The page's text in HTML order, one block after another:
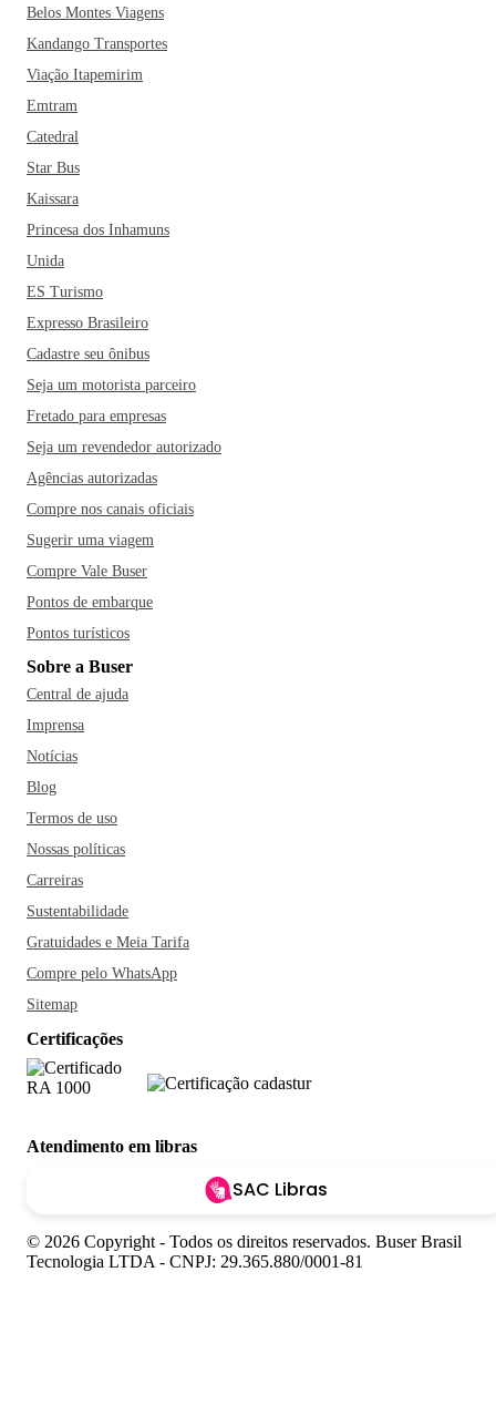
Belos Montes Viagens
Kandango Transportes
Viação Itapemirim
Emtram
Catedral
Star Bus
Kaissara
Princesa dos Inhamuns
Unida
ES Turismo
Expresso Brasileiro
Cadastre seu ônibus
Seja um motorista parceiro
Fretado para empresas
Seja um revendedor autorizado
Agências autorizadas
Compre nos canais oficiais
Sugerir uma viagem
Compre Vale Buser
Pontos de embarque
Pontos turísticos
Sobre a Buser
Central de ajuda
Imprensa
Notícias
Blog
Termos de uso
Nossas políticas
Carreiras
Sustentabilidade
Gratuidades e Meia Tarifa
Compre pelo WhatsApp
Sitemap
Certificações
Atendimento em libras
SAC Libras
© 2026 Copyright - Todos os direitos reservados. Buser Brasil
Tecnologia LTDA - CNPJ: 29.365.880/0001-81